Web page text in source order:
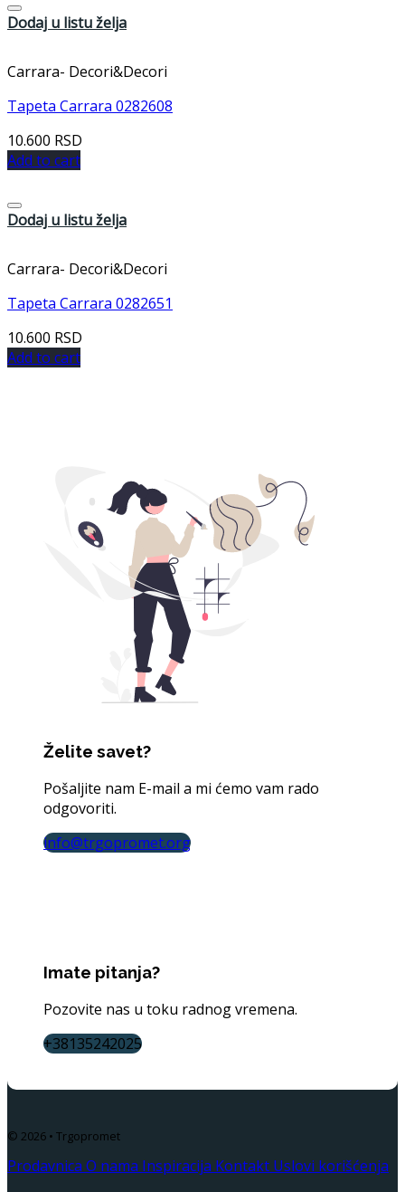
Dodaj u listu želja
Carrara- Decori&Decori
Tapeta Carrara 0282608
10.600 RSD
Add to cart
Dodaj u listu želja
Carrara- Decori&Decori
Tapeta Carrara 0282651
10.600 RSD
Add to cart
Želite savet?
Pošaljite nam E-mail a mi ćemo vam rado
odgovoriti.
info@trgopromet.org
Imate pitanja?
Pozovite nas u toku radnog vremena.
+38135242025
© 2026 • Trgopromet
Prodavnica O nama Inspiracija Kontakt Uslovi korišćenja